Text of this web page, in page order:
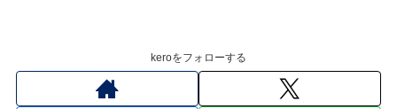
keroをフォローする